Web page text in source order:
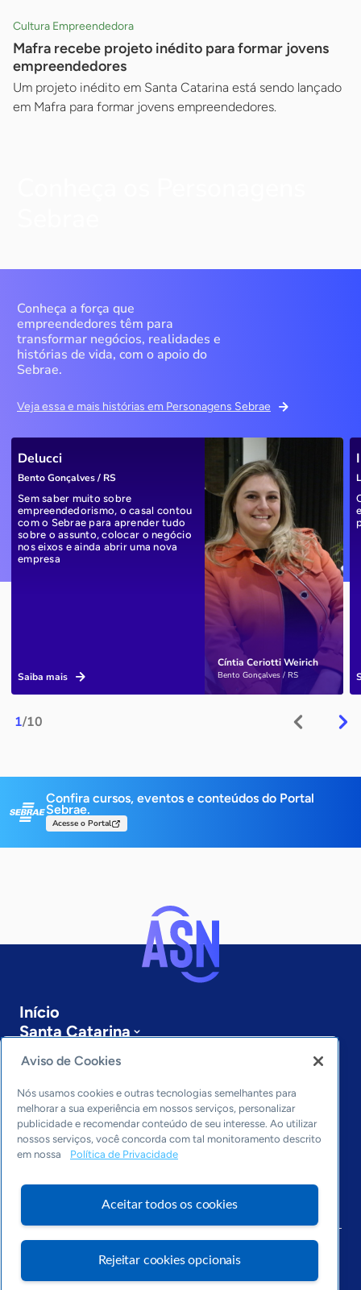
Cultura Empreendedora
Mafra recebe projeto inédito para formar jovens
empreendedores
Um projeto inédito em Santa Catarina está sendo lançado
em Mafra para formar jovens empreendedores.
Conheça a força que
empreendedores têm para
transformar negócios, realidades e
histórias de vida, com o apoio do
Sebrae.
Veja essa e mais histórias em Personagens Sebrae
1/10
Cíntia Ceriotti Weirich
Bento Gonçalves / RS
Delucci
Bento Gonçalves / RS
Sem saber muito sobre
empreendedorismo, o casal contou
com o Sebrae para aprender tudo
sobre o assunto, colocar o negócio
nos eixos e ainda abrir uma nova
empresa
Saiba mais
Confira cursos, eventos e conteúdos do Portal
Sebrae.
Acesse o Portal
Início
Santa Catarina
Sobre a ASN
Últimas notícias
Entre em contato
Editorias
Economia & Política
Inovação & Tecnologia
Cultura empreendedora
Arquivo
Aviso de Cookies
Nós usamos cookies e outras tecnologias semelhantes para
melhorar a sua experiência em nossos serviços, personalizar
publicidade e recomendar conteúdo de seu interesse. Ao utilizar
nossos serviços, você concorda com tal monitoramento descrito
em nossa
Política de Privacidade
Aceitar todos os cookies
Rejeitar cookies opcionais